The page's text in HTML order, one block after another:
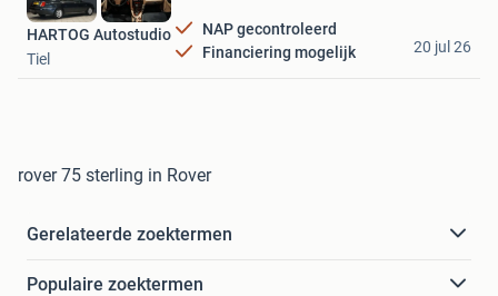
NAP gecontroleerd
Financiering mogelijk
HARTOG Autostudio
Tiel
20 jul 26
rover 75 sterling in Rover
Gerelateerde zoektermen
Populaire zoektermen